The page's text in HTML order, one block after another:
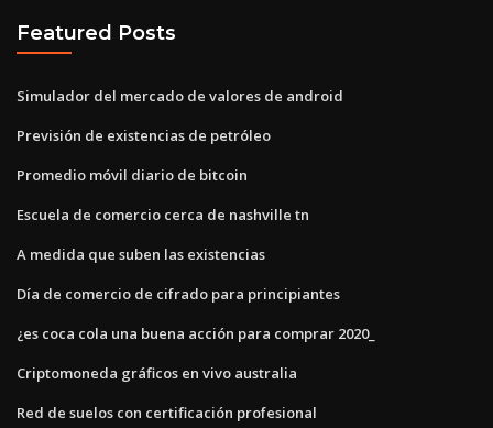
Featured Posts
Simulador del mercado de valores de android
Previsión de existencias de petróleo
Promedio móvil diario de bitcoin
Escuela de comercio cerca de nashville tn
A medida que suben las existencias
Día de comercio de cifrado para principiantes
¿es coca cola una buena acción para comprar 2020_
Criptomoneda gráficos en vivo australia
Red de suelos con certificación profesional